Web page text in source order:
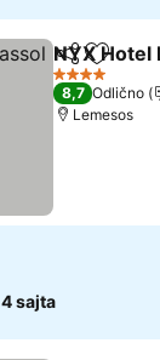
Deli Dodati
NYX Hotel
4 Zvezdice
8,7 Odlično
Lemesos
4 sajta